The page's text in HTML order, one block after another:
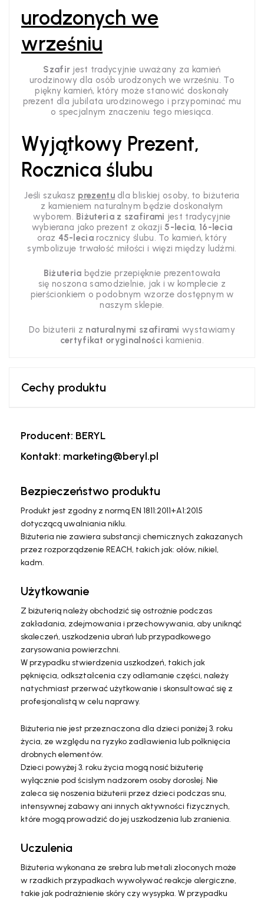
urodzonych we
wrześniu
Szafir jest tradycyjnie uważany za kamień
urodzinowy dla osób urodzonych we wrześniu. To
piękny kamień, który może stanowić doskonały
prezent dla jubilata urodzinowego i przypominać mu
o specjalnym znaczeniu tego miesiąca.
Wyjątkowy Prezent,
Rocznica ślubu
Jeśli szukasz prezentudla bliskiej osoby, to biżuteria
z kamieniem naturalnym będzie doskonałym
wyborem. Biżuteria z szafirami jest tradycyjnie
wybierana jako prezent z okazji5-lecia, 16-lecia
oraz 45-lecia rocznicy ślubu. To kamień, który
symbolizuje trwałość miłości i więzi między ludźmi.
Biżuteria będzie przepięknie prezentowała
się noszona samodzielnie, jak i w komplecie z
pierścionkiem o podobnym wzorze dostępnym w
naszym sklepie.
Do biżuterii z naturalnymi szafiramiwystawiamy
certyfikat oryginalności kamienia.
Cechy produktu
Producent: BERYL
Kontakt: marketing@beryl.pl
Bezpieczeństwo produktu
Produkt jest zgodny z normą EN 1811:2011+A1:2015
dotyczącą uwalniania niklu.
Biżuteria nie zawiera substancji chemicznych zakazanych
przez rozporządzenie REACH, takich jak: ołów, nikiel,
kadm.
Użytkowanie
Z biżuterią należy obchodzić się ostrożnie podczas
zakładania, zdejmowania i przechowywania, aby uniknąć
skaleczeń, uszkodzenia ubrań lub przypadkowego
zarysowania powierzchni.
W przypadku stwierdzenia uszkodzeń, takich jak
pęknięcia, odkształcenia czy odłamanie części, należy
natychmiast przerwać użytkowanie i skonsultować się z
profesjonalistą w celu naprawy.
Biżuteria nie jest przeznaczona dla dzieci poniżej 3. roku
życia, ze względu na ryzyko zadławienia lub połknięcia
drobnych elementów.
Dzieci powyżej 3. roku życia mogą nosić biżuterię
wyłącznie pod ścisłym nadzorem osoby dorosłej. Nie
zaleca się noszenia biżuterii przez dzieci podczas snu,
intensywnej zabawy ani innych aktywności fizycznych,
które mogą prowadzić do jej uszkodzenia lub zranienia.
Uczulenia
Biżuteria wykonana ze srebra lub metali złoconych może
w rzadkich przypadkach wywoływać reakcje alergiczne,
takie jak podrażnienie skóry czy wysypka. W przypadku